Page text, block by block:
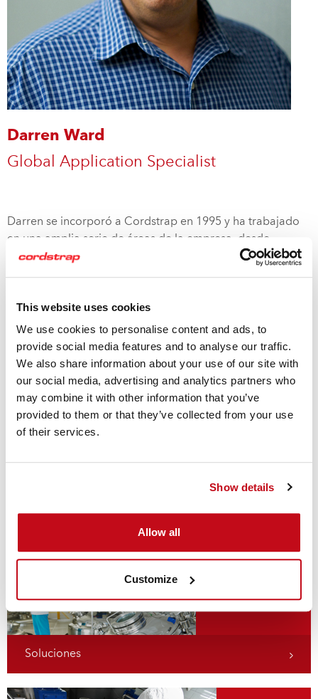
This website uses cookies
We use cookies to personalise content and ads, to
provide social media features and to analyse our traffic.
We also share information about your use of our site with
our social media, advertising and analytics partners who
may combine it with other information that you’ve
provided to them or that they’ve collected from your use
of their services.
Show details
Allow all
Customize
Darren Ward
Global Application Specialist
Darren se incorporó a Cordstrap en 1995 y ha trabajado
en una amplia serie de áreas de la empresa, desde
aplicaciones generales de sistemas de flejado a control de
Con más de 20 años de experiencia en sujeción de cargas,
la dedicación continua de Darren puede igualarse al
compromiso de Cordstrap por todos los aspectos
relacionados con la seguridad en la sujeción de cargas.
Si desea ampliar información sobre nuestros expertos,
haga clic aquí
Soluciones